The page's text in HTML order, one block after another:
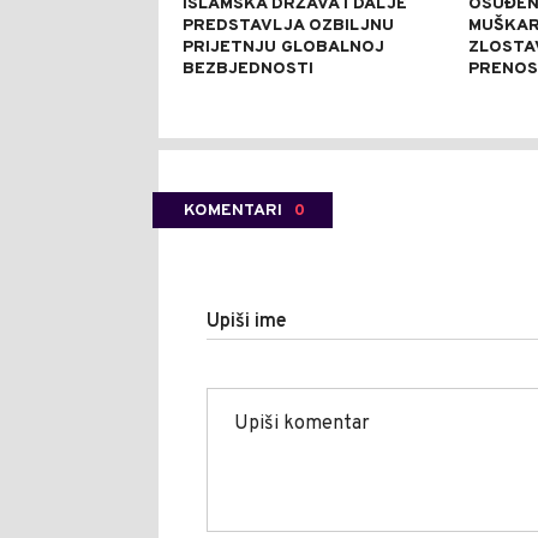
PREDSTAVLJA OZBILJNU
PRIJETNJU GLOBALNOJ
BEZBJEDNOSTI
KOMENTARI 0
Upiši ime